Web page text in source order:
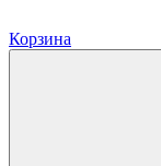
Корзина